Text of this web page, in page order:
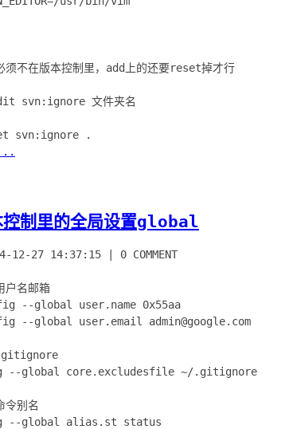
须不在版本控制里，add上的还要reset掉才行
svn:ignore 文件夹名
制里的全局设置global
12-27 14:37:15 0 COMMENT
户名邮箱
--global user.name 0x55aa
--global user.email admin@google.com
.gitignore
--global core.excludesfile ~/.gitignore
令别名
--global alias.st status